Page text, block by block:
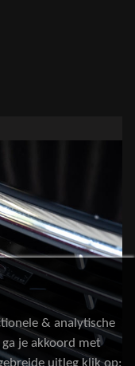
& analytische
je akkoord met
uitleg klik op: